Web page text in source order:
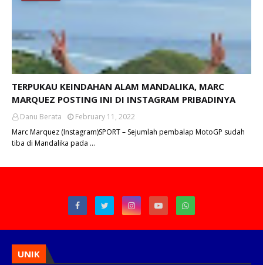
TERPUKAU KEINDAHAN ALAM MANDALIKA, MARC
MARQUEZ POSTING INI DI INSTAGRAM PRIBADINYA
Danu Berata
February 11, 2022
Marc Marquez (Instagram)SPORT – Sejumlah pembalap MotoGP sudah
tiba di Mandalika pada …
UNIK